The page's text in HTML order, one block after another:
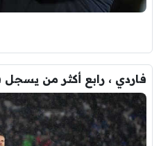
فاردي ، رابع أكثر من